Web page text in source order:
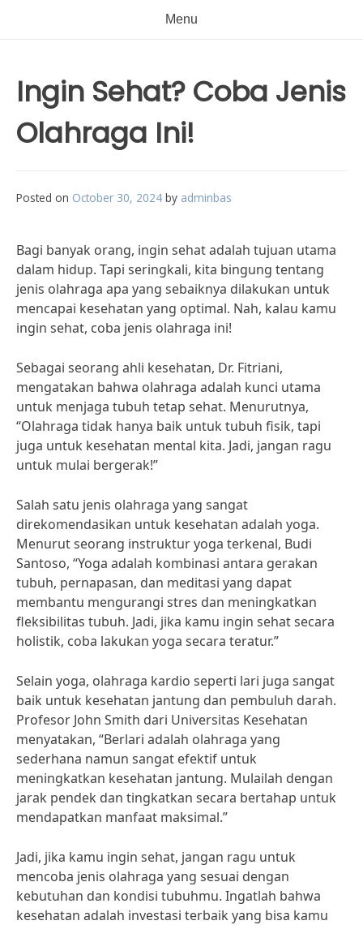
Menu
Ingin Sehat? Coba Jenis
Olahraga Ini!
Posted on October 30, 2024 by adminbas
Bagi banyak orang, ingin sehat adalah tujuan utama
dalam hidup. Tapi seringkali, kita bingung tentang
jenis olahraga apa yang sebaiknya dilakukan untuk
mencapai kesehatan yang optimal. Nah, kalau kamu
ingin sehat, coba jenis olahraga ini!
Sebagai seorang ahli kesehatan, Dr. Fitriani,
mengatakan bahwa olahraga adalah kunci utama
untuk menjaga tubuh tetap sehat. Menurutnya,
“Olahraga tidak hanya baik untuk tubuh fisik, tapi
juga untuk kesehatan mental kita. Jadi, jangan ragu
untuk mulai bergerak!”
Salah satu jenis olahraga yang sangat
direkomendasikan untuk kesehatan adalah yoga.
Menurut seorang instruktur yoga terkenal, Budi
Santoso, “Yoga adalah kombinasi antara gerakan
tubuh, pernapasan, dan meditasi yang dapat
membantu mengurangi stres dan meningkatkan
fleksibilitas tubuh. Jadi, jika kamu ingin sehat secara
holistik, coba lakukan yoga secara teratur.”
Selain yoga, olahraga kardio seperti lari juga sangat
baik untuk kesehatan jantung dan pembuluh darah.
Profesor John Smith dari Universitas Kesehatan
menyatakan, “Berlari adalah olahraga yang
sederhana namun sangat efektif untuk
meningkatkan kesehatan jantung. Mulailah dengan
jarak pendek dan tingkatkan secara bertahap untuk
mendapatkan manfaat maksimal.”
Jadi, jika kamu ingin sehat, jangan ragu untuk
mencoba jenis olahraga yang sesuai dengan
kebutuhan dan kondisi tubuhmu. Ingatlah bahwa
kesehatan adalah investasi terbaik yang bisa kamu